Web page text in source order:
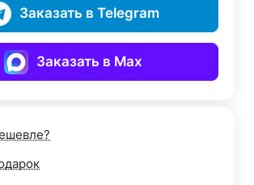
Заказать в Telegram
Заказать в Max